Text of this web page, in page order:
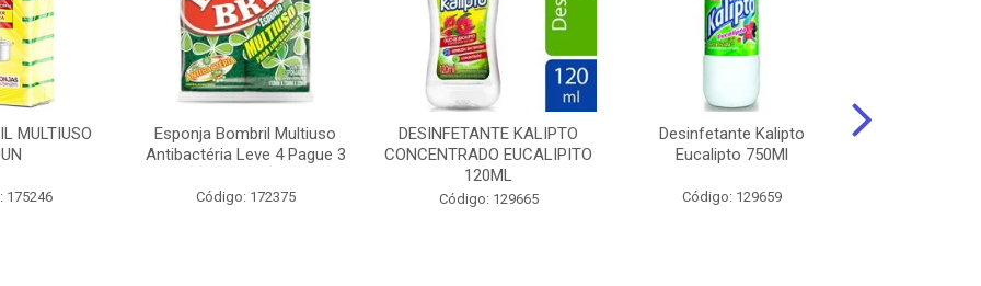
MULTIUSO
175246
Esponja Bombril Multiuso
Antibactéria Leve 4 Pague 3
Código: 172375
DESINFETANTE KALIPTO
CONCENTRADO EUCALIPITO
120ML
Código: 129665
Desinfetante Kalipto
Eucalipto 750Ml
Código: 129659